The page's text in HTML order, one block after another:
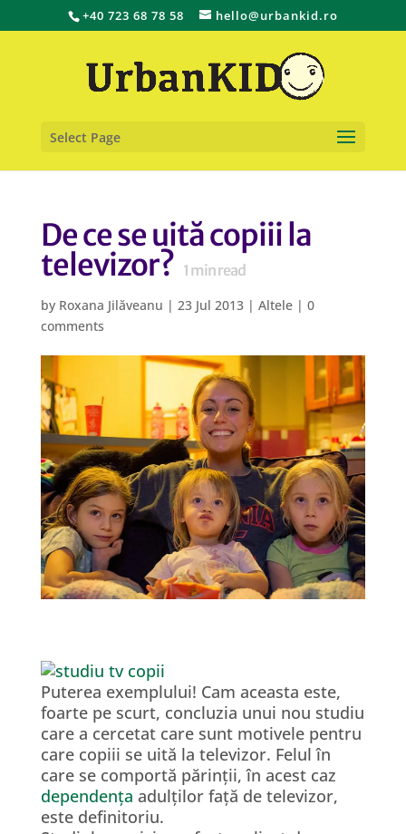
+40 723 68 78 58 hello@urbankid.ro
Select Page
De ce se uită copiii la
televizor? 1 min read
by Roxana Jilăveanu | 23 Jul 2013| Altele| 0
comments
Puterea exemplului! Cam aceasta este,
foarte pe scurt, concluzia unui nou studiu
care a cercetat care sunt motivele pentru
care copiii se uită la televizor. Felul în
care se comportă părinții, în acest caz
dependența adulților față de televizor,
este definitoriu.